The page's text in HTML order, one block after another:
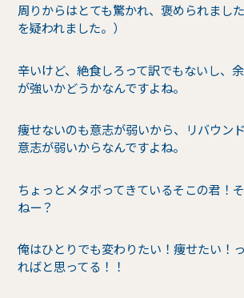
周りからはとても驚かれ、褒められまし
を疑われました。）
辛いけど、絶食しろって訳でもないし、
が強いかどうかなんですよね。
痩せないのも意志が弱いから、リバウン
意志が弱いからなんですよね。
ちょっとメタボってきているそこの君！
ねー？
俺はひとりでも変わりたい！痩せたい！
ればと思ってる！！